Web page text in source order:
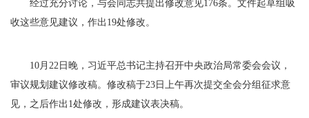
经过充分讨论，与会同志共提出修改意见176条。文件起草组吸
收这些意见建议，作出19处修改。
10月22日晚，习近平总书记主持召开中央政治局常委会会议，
审议规划建议修改稿。修改稿于23日上午再次提交全会分组征求意
见，之后作出1处修改，形成建议表决稿。